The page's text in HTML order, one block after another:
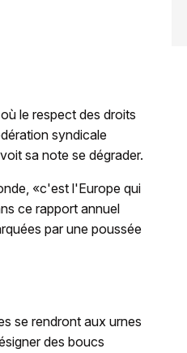
le respect des droits
syndicale
sa note se dégrader.
«c'est l'Europe qui
ce rapport annuel
par une poussée
se rendront aux urnes
des boucs